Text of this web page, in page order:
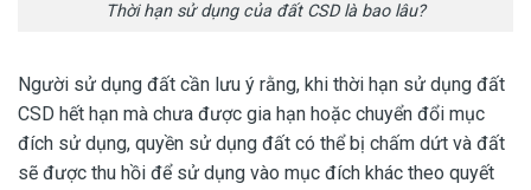
Thời hạn sử dụng của đất CSD là bao lâu?
Người sử dụng đất cần lưu ý rằng, khi thời hạn sử dụng đất
CSD hết hạn mà chưa được gia hạn hoặc chuyển đổi mục
đích sử dụng, quyền sử dụng đất có thể bị chấm dứt và đất
sẽ được thu hồi để sử dụng vào mục đích khác theo quyết